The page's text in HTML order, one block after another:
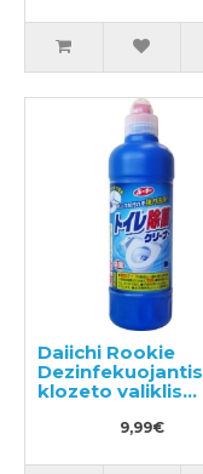
Daiichi Rookie
Dezinfekuojantis
klozeto valiklis
9,99€